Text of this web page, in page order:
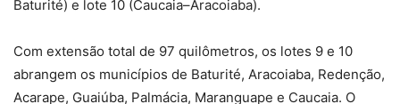
Baturité) e lote 10 (Caucaia–Aracoiaba).
Com extensão total de 97 quilômetros, os lotes 9 e 10
abrangem os municípios de Baturité, Aracoiaba, Redenção,
Acarape, Guaiúba, Palmácia, Maranguape e Caucaia. O